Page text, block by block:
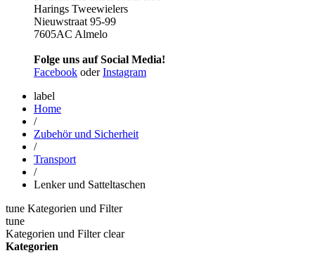
Harings Tweewielers
Nieuwstraat 95-99
7605AC Almelo
Folge uns auf Social Media!
Facebook oderInstagram
label
Home
/
Zubehör und Sicherheit
/
Transport
/
Lenker und Satteltaschen
tune Kategorien und Filter
tune
Kategorien und Filterclear
Kategorien